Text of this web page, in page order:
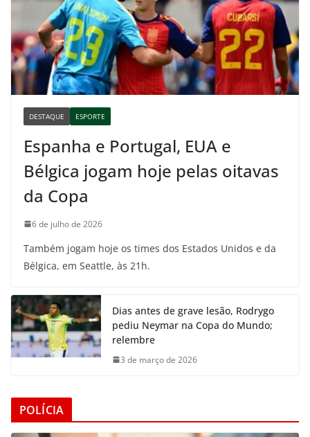
DESTAQUE ESPORTE
Espanha e Portugal, EUA e
Bélgica jogam hoje pelas oitavas
da Copa
6 de julho de 2026
Também jogam hoje os times dos Estados Unidos e da
Bélgica, em Seattle, às 21h.
Dias antes de grave lesão, Rodrygo
pediu Neymar na Copa do Mundo;
relembre
3 de março de 2026
POLÍCIA